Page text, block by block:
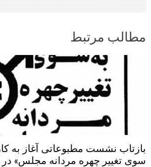
مطالب مرتبط
بازتاب نشست مطبوعاتی آغاز به
سوی تغییر چهره مردانه مجلس» در